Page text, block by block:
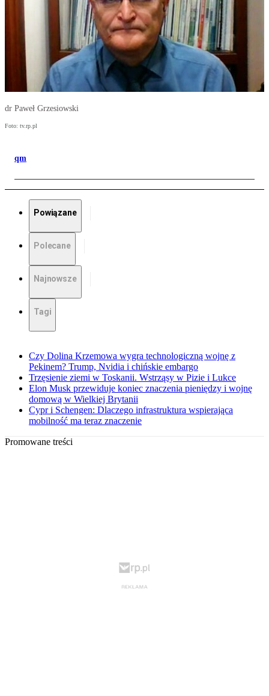
dr Paweł Grzesiowski
Foto: tv.rp.pl
qm
Powiązane
Polecane
Najnowsze
Tagi
Czy Dolina Krzemowa wygra technologiczną wojnę z
Pekinem? Trump, Nvidia i chińskie embargo
Trzęsienie ziemi w Toskanii. Wstrząsy w Pizie i Lukce
Elon Musk przewiduje koniec znaczenia pieniędzy i wojnę
domową w Wielkiej Brytanii
Cypr i Schengen: Dlaczego infrastruktura wspierająca
mobilność ma teraz znaczenie
Promowane treści